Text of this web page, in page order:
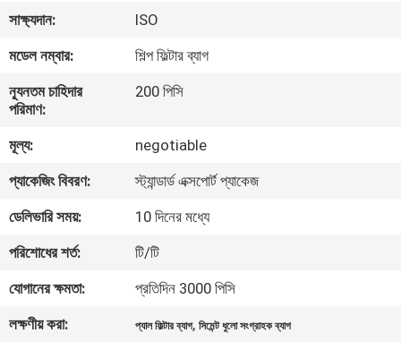
কারখানা
ভ্রমণ
নিয়ন্ত্রণ
আমাদের
সাথে
যোগাযোগ
করুন
সাক্ষ্যদান:
ISO
মডেল নম্বার:
শিল্প ফিল্টার ব্যাগ
ন্যূনতম চাহিদার
পরিমাণ:
200 পিসি
মূল্য:
negotiable
প্যাকেজিং বিবরণ:
স্ট্যান্ডার্ড এক্সপোর্ট প্যাকেজ
ডেলিভারি সময়:
10 দিনের মধ্যে
পরিশোধের শর্ত:
টি/টি
যোগানের ক্ষমতা:
প্রতিদিন 3000 পিসি
লক্ষণীয় করা:
প্যাল ​​ফিল্টার ব্যাগ,সিমেন্ট ধুলো সংগ্রাহক ব্যাগ